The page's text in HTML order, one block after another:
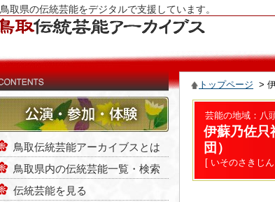
鳥取県の伝統芸能をデジタルで支援しています。
鳥取伝統芸能アーカイブスとは
鳥取県内の伝統芸能一覧・検索
伝統芸能を見る
トップページ >
芸能の地域：八頭
伊蘇乃佐只
団）
[ いそのさきじ